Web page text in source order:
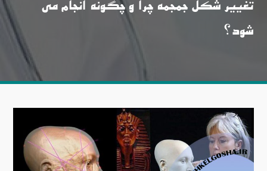
تغییر شکل جمجمه چرا و چگونه انجام می
شود؟